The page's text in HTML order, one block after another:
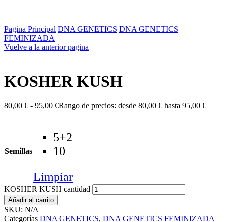
Pagina Principal DNA GENETICS DNA GENETICS
FEMINIZADA
Vuelve a la anterior pagina
KOSHER KUSH
80,00 € - 95,00 €Rango de precios: desde 80,00 € hasta 95,00 €
Semillas
5+2
10
Limpiar
KOSHER KUSH cantidad
Añadir al carrito
SKU: N/A
Categorías DNA GENETICS, DNA GENETICS FEMINIZADA